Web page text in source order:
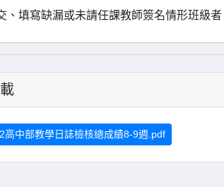
、填寫缺漏或未請任課教師簽名情形班級
高中部教學日誌檢核總成績8-9週.pdf